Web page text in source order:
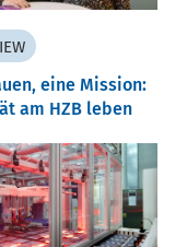
eine Mission:
am HZB leben